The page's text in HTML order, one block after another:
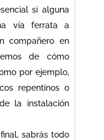
si alguna
vía ferrata a
compañero en
de cómo
por ejemplo,
repentinos o
la instalación
sabrás todo